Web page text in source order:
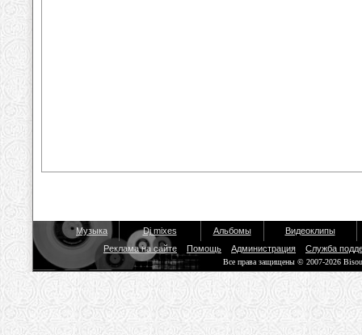
Музыка Dj mixes Альбомы
Видеоклипы
Реклама на сайте
Помощь Администрация Служба
Все права защищены © 2007-2026